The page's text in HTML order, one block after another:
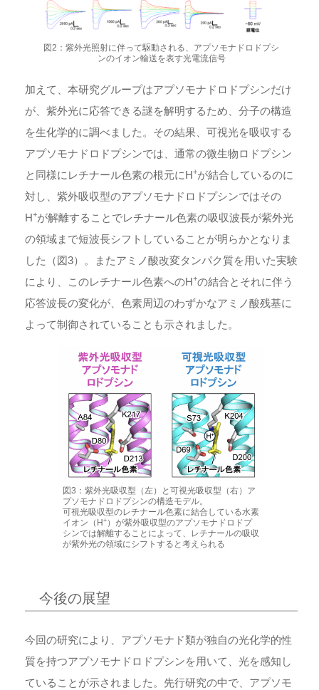
図2：紫外光照射に伴って駆動される、アプソモナドロドプシ
ンのイオン輸送を表す光電流信号
加えて、本研究グループはアプソモナドロドプシンだけ
が、紫外光に応答できる謎を解明するため、分子の構造
を生化学的に調べました。その結果、可視光を吸収する
アプソモナドロドプシンでは、通常の微生物ロドプシン
と同様にレチナール色素の根元にH+が結合しているのに
対し、紫外吸収型のアプソモナドロドプシンではその
H+が解離することでレチナール色素の吸収波長が紫外光
の領域まで短波長シフトしていることが明らかとなりま
した（図3）。またアミノ酸改変タンパク質を用いた実験
により、このレチナール色素へのH+の結合とそれに伴う
応答波長の変化が、色素周辺のわずかなアミノ酸残基に
よって制御されていることも示されました。
図3：紫外光吸収型（左）と可視光吸収型（右）ア
プソモナドロドプシンの構造モデル。
可視光吸収型のレチナール色素に結合している水素
イオン（H +）が紫外吸収型のアプソモナドロドプ
シンでは解離することによって、レチナールの吸収
が紫外光の領域にシフトすると考えられる
今後の展望
今回の研究により、アプソモナド類が独自の光化学的性
質を持つアプソモナドロドプシンを用いて、光を感知し
ていることが示されました。先行研究の中で、アプソモ